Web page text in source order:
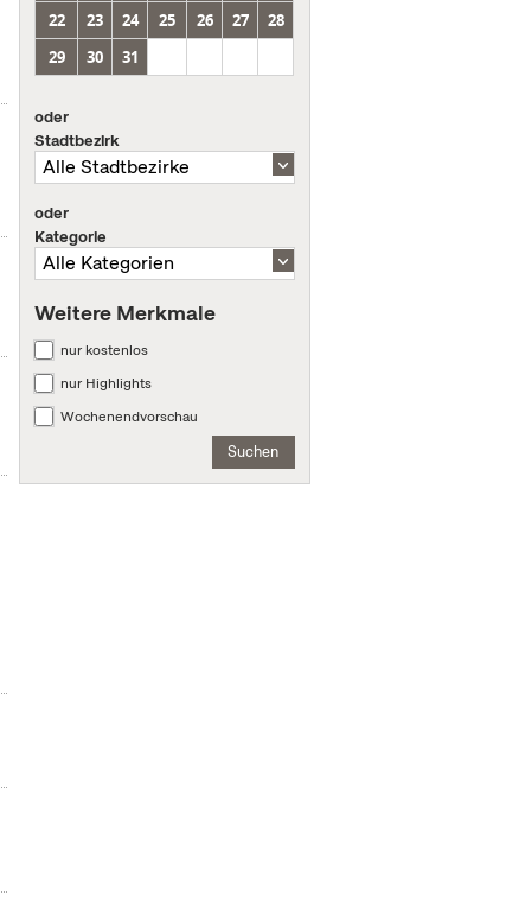
22
23 24 25 26 27
28
29
30 31
oder
Stadtbezirk
oder
Kategorie
Weitere Merkmale
nur kostenlos
nur Highlights
Wochenendvorschau
Suchen